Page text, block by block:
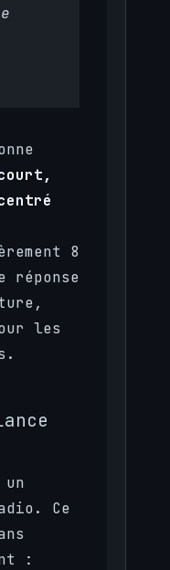
8
réponse
les
un
Ce
: